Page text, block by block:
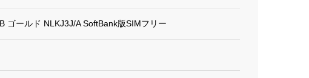
ゴールド NLKJ3J/A SoftBank版SIMフリー